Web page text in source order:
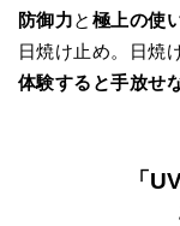
防御力と 極上の使
日焼け止め。日焼
体験すると手放せ
「